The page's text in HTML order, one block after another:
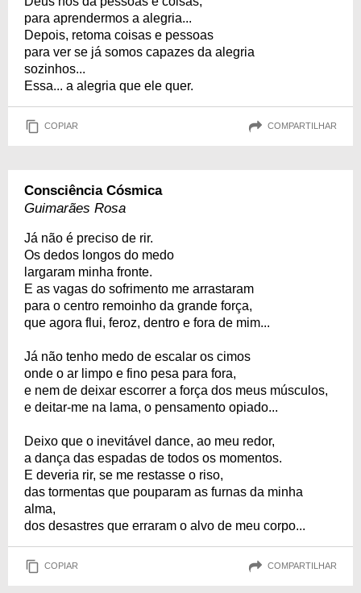
para aprendermos a alegria...
Depois, retoma coisas e pessoas
para ver se já somos capazes da alegria
sozinhos...
Essa... a alegria que ele quer.
COPIAR COMPARTILHAR
Consciência Cósmica
Guimarães Rosa
Já não é preciso de rir.
Os dedos longos do medo
largaram minha fronte.
E as vagas do sofrimento me arrastaram
para o centro remoinho da grande força,
que agora flui, feroz, dentro e fora de mim...
Já não tenho medo de escalar os cimos
onde o ar limpo e fino pesa para fora,
e nem de deixar escorrer a força dos meus músculos,
e deitar-me na lama, o pensamento opiado...
Deixo que o inevitável dance, ao meu redor,
a dança das espadas de todos os momentos.
E deveria rir, se me restasse o riso,
das tormentas que pouparam as furnas da minha
alma,
dos desastres que erraram o alvo de meu corpo...
COPIAR COMPARTILHAR